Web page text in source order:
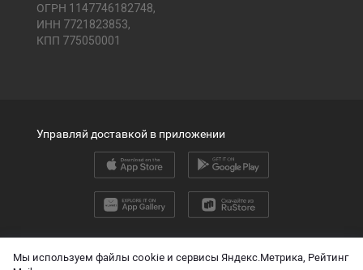
Мы используем файлы cookie и сервисы Яндекс.Метрика, Рейтинг
ОГРН 1147746182748,
ИНН 7721823853,
КПП 775050001
2026 © ООО «ПЭК»
Управляй доставкой в приложении